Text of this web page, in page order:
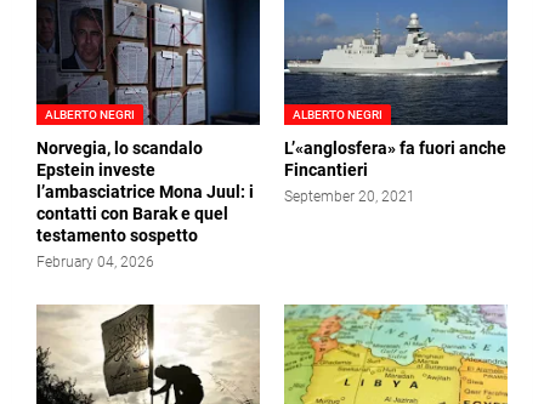
ALBERTO NEGRI
Norvegia, lo scandalo
Epstein investe
l’ambasciatrice Mona Juul: i
contatti con Barak e quel
testamento sospetto
February 04, 2026
ALBERTO NEGRI
L’«anglosfera» fa fuori anche
Fincantieri
September 20, 2021